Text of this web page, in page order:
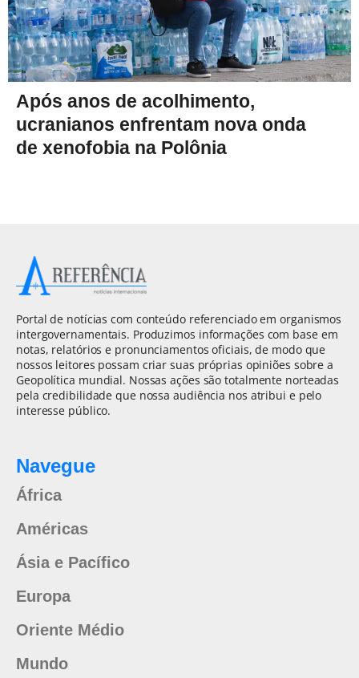
Após anos de acolhimento,
ucranianos enfrentam nova onda
de xenofobia na Polônia
Portal de notícias com conteúdo referenciado em organismos
intergovernamentais. Produzimos informações com base em
notas, relatórios e pronunciamentos oficiais, de modo que
nossos leitores possam criar suas próprias opiniões sobre a
Geopolítica mundial. Nossas ações são totalmente norteadas
pela credibilidade que nossa audiência nos atribui e pelo
interesse público.
Navegue
África
Américas
Ásia e Pacífico
Europa
Oriente Médio
Mundo